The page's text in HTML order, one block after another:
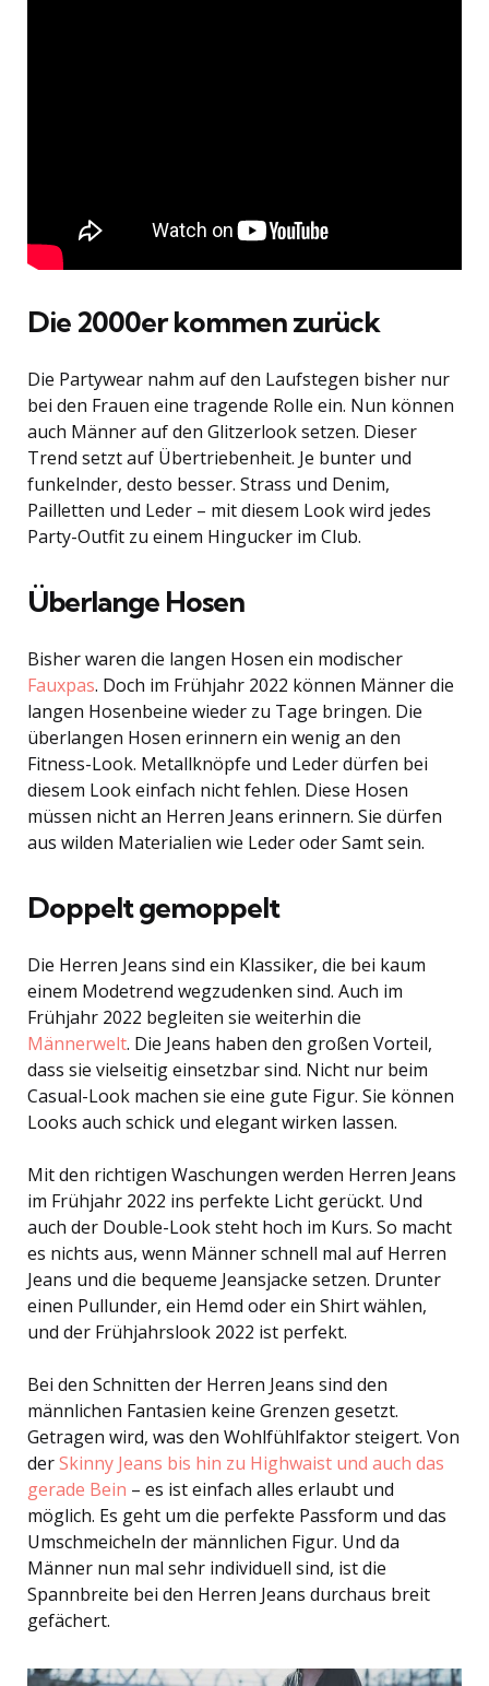
Die 2000er kommen zurück
Die Partywear nahm auf den Laufstegen bisher nur
bei den Frauen eine tragende Rolle ein. Nun können
auch Männer auf den Glitzerlook setzen. Dieser
Trend setzt auf Übertriebenheit. Je bunter und
funkelnder, desto besser. Strass und Denim,
Pailletten und Leder – mit diesem Look wird jedes
Party-Outfit zu einem Hingucker im Club.
Überlange Hosen
Bisher waren die langen Hosen ein modischer
Fauxpas. Doch im Frühjahr 2022 können Männer die
langen Hosenbeine wieder zu Tage bringen. Die
überlangen Hosen erinnern ein wenig an den
Fitness-Look. Metallknöpfe und Leder dürfen bei
diesem Look einfach nicht fehlen. Diese Hosen
müssen nicht an Herren Jeans erinnern. Sie dürfen
aus wilden Materialien wie Leder oder Samt sein.
Doppelt gemoppelt
Die Herren Jeans sind ein Klassiker, die bei kaum
einem Modetrend wegzudenken sind. Auch im
Frühjahr 2022 begleiten sie weiterhin die
Männerwelt. Die Jeans haben den großen Vorteil,
dass sie vielseitig einsetzbar sind. Nicht nur beim
Casual-Look machen sie eine gute Figur. Sie können
Looks auch schick und elegant wirken lassen.
Mit den richtigen Waschungen werden Herren Jeans
im Frühjahr 2022 ins perfekte Licht gerückt. Und
auch der Double-Look steht hoch im Kurs. So macht
es nichts aus, wenn Männer schnell mal auf Herren
Jeans und die bequeme Jeansjacke setzen. Drunter
einen Pullunder, ein Hemd oder ein Shirt wählen,
und der Frühjahrslook 2022 ist perfekt.
Bei den Schnitten der Herren Jeans sind den
männlichen Fantasien keine Grenzen gesetzt.
Getragen wird, was den Wohlfühlfaktor steigert. Von
derSkinny Jeans bis hin zu Highwaist und auch das
gerade Bein – es ist einfach alles erlaubt und
möglich. Es geht um die perfekte Passform und das
Umschmeicheln der männlichen Figur. Und da
Männer nun mal sehr individuell sind, ist die
Spannbreite bei den Herren Jeans durchaus breit
gefächert.